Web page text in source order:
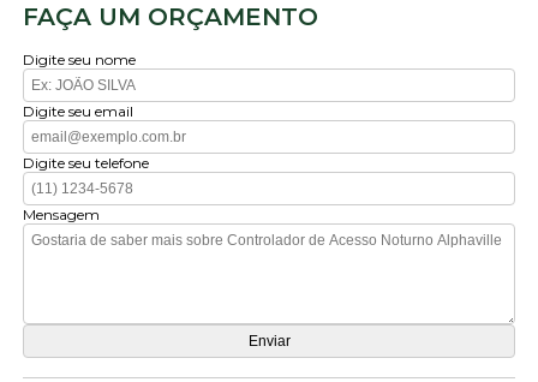
FAÇA UM ORÇAMENTO
Digite seu nome
Digite seu email
Digite seu telefone
Mensagem